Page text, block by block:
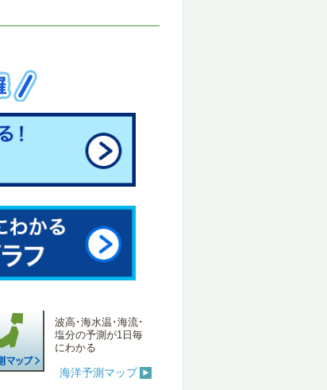
波高･海水温･海流･
塩分の予測が1日毎
にわかる
海洋予測マップ